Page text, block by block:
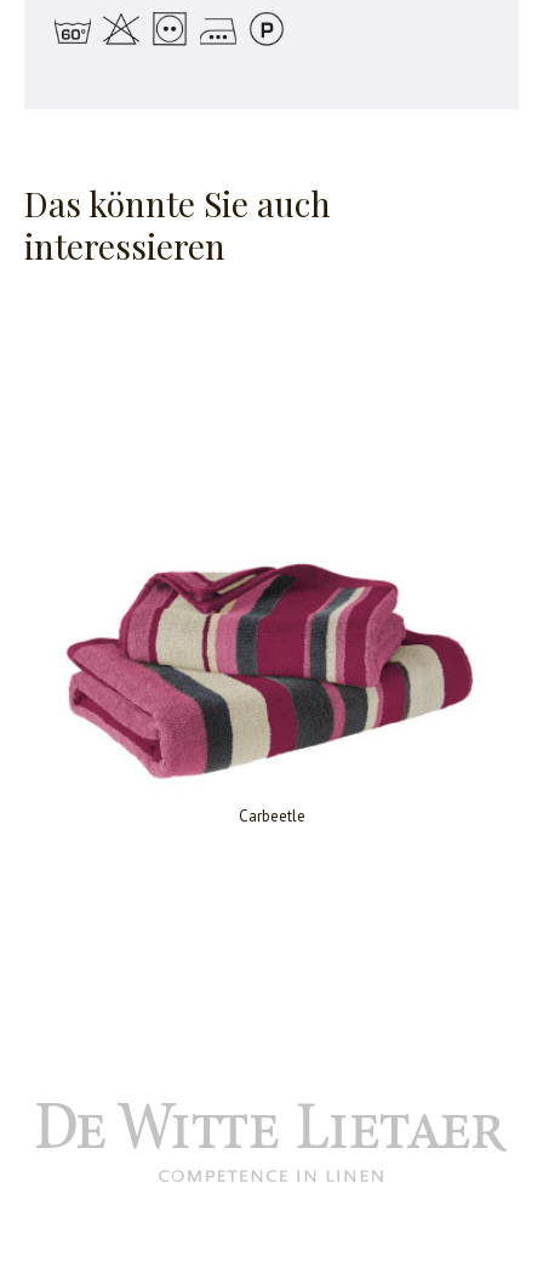
Das könnte Sie auch
interessieren
Carbeetle